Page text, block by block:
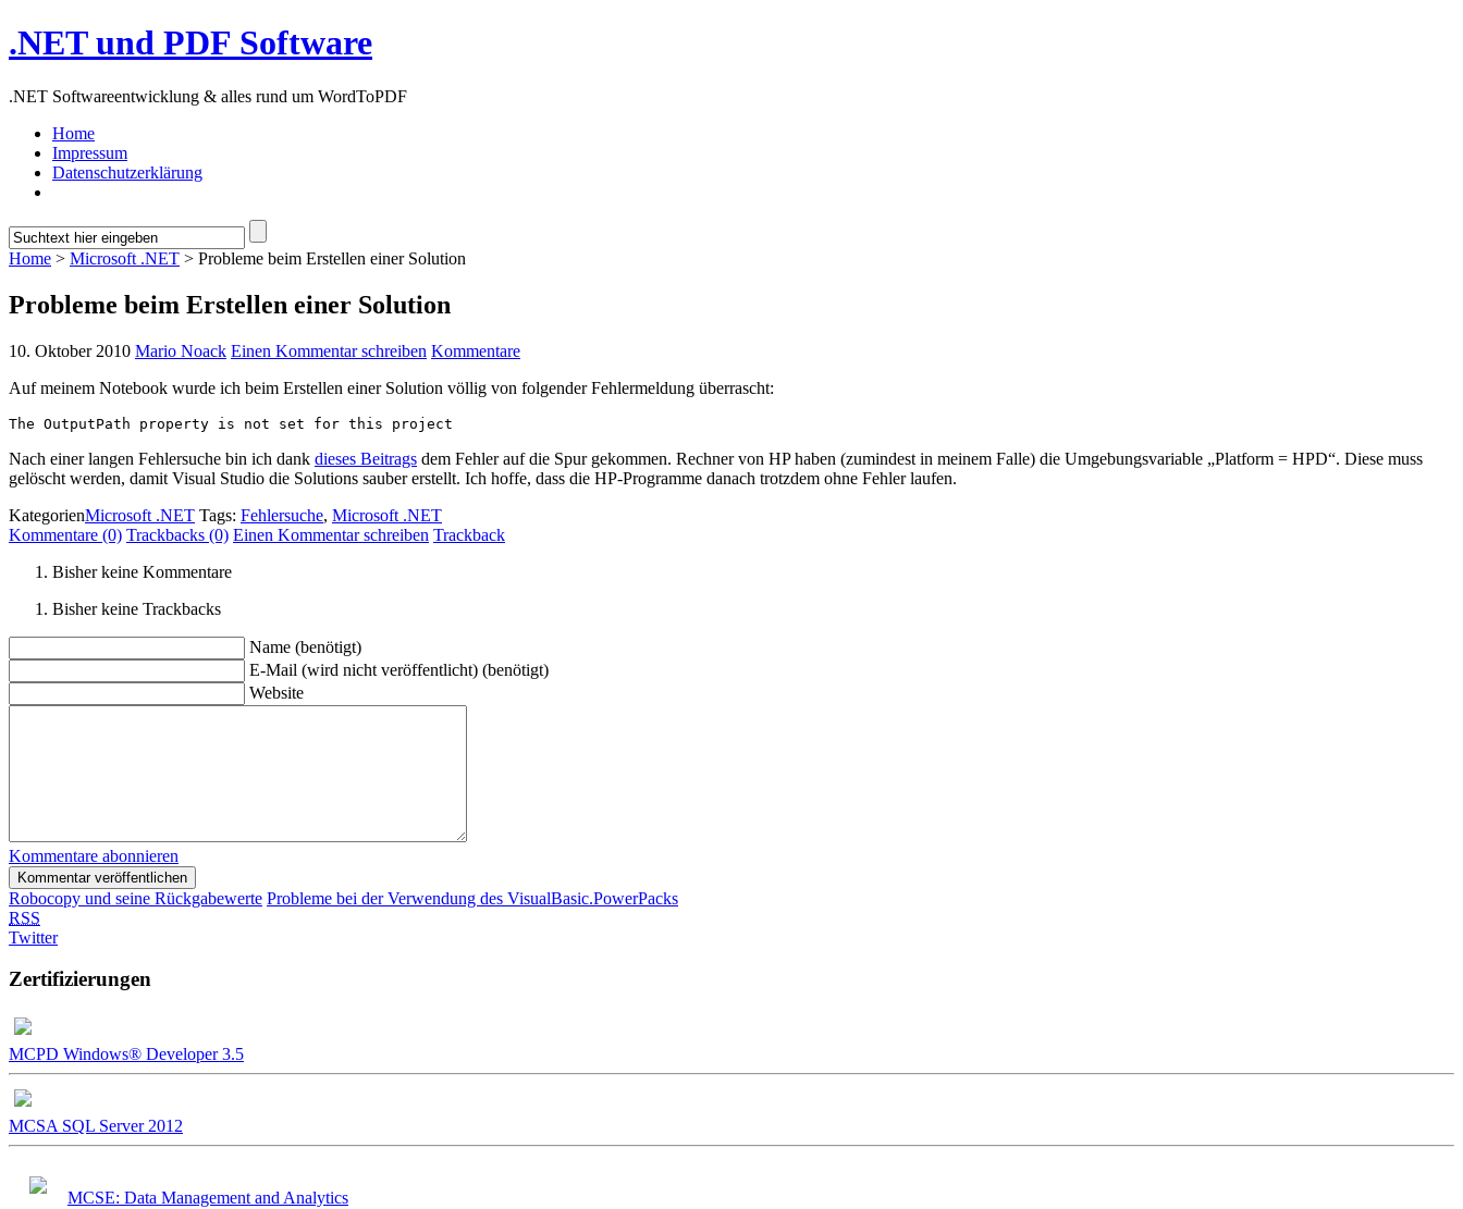
.NET und PDF Software
.NET Softwareentwicklung & alles rund um WordToPDF
Home
Impressum
Datenschutzerklärung
Home > Microsoft .NET > Probleme beim Erstellen einer Solution
Probleme beim Erstellen einer Solution
10. Oktober 2010 Mario Noack Einen Kommentar schreiben Kommentare
Auf meinem Notebook wurde ich beim Erstellen einer Solution völlig von folgender Fehlermeldung überrascht:
The OutputPath property is not set for this project
Nach einer langen Fehlersuche bin ich dank dieses Beitrags dem Fehler auf die Spur gekommen. Rechner von HP haben (zumindest in meinem Falle) die Umgebungsvariable „Platform = HPD“. Diese muss
gelöscht werden, damit Visual Studio die Solutions sauber erstellt. Ich hoffe, dass die HP-Programme danach trotzdem ohne Fehler laufen.
KategorienMicrosoft .NET Tags: Fehlersuche, Microsoft .NET
Kommentare (0) Trackbacks (0) Einen Kommentar schreiben Trackback
Bisher keine Kommentare
Bisher keine Trackbacks
Name (benötigt)
E-Mail (wird nicht veröffentlicht) (benötigt)
Website
Kommentare abonnieren
Robocopy und seine Rückgabewerte Probleme bei der Verwendung des VisualBasic.PowerPacks
RSS
Twitter
Zertifizierungen
MCPD Windows® Developer 3.5
MCSA SQL Server 2012
MCSE: Data Management and Analytics